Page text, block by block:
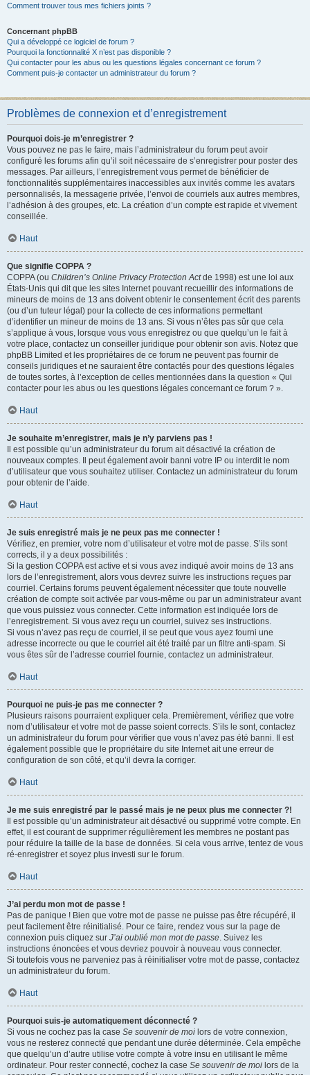
Comment trouver tous mes fichiers joints ?
Concernant phpBB
Qui a développé ce logiciel de forum ?
Pourquoi la fonctionnalité X n’est pas disponible ?
Qui contacter pour les abus ou les questions légales concernant ce forum ?
Comment puis-je contacter un administrateur du forum ?
Problèmes de connexion et d’enregistrement
Pourquoi dois-je m’enregistrer ?
Vous pouvez ne pas le faire, mais l’administrateur du forum peut avoir
configuré les forums afin qu’il soit nécessaire de s’enregistrer pour poster des
messages. Par ailleurs, l’enregistrement vous permet de bénéficier de
fonctionnalités supplémentaires inaccessibles aux invités comme les avatars
personnalisés, la messagerie privée, l’envoi de courriels aux autres membres,
l’adhésion à des groupes, etc. La création d’un compte est rapide et vivement
conseillée.
Haut
Que signifie COPPA ?
COPPA (ou Children’s Online Privacy Protection Actde 1998) est une loi aux
États-Unis qui dit que les sites Internet pouvant recueillir des informations de
mineurs de moins de 13 ans doivent obtenir le consentement écrit des parents
(ou d’un tuteur légal) pour la collecte de ces informations permettant
d’identifier un mineur de moins de 13 ans. Si vous n’êtes pas sûr que cela
s’applique à vous, lorsque vous vous enregistrez ou que quelqu’un le fait à
votre place, contactez un conseiller juridique pour obtenir son avis. Notez que
phpBB Limited et les propriétaires de ce forum ne peuvent pas fournir de
conseils juridiques et ne sauraient être contactés pour des questions légales
de toutes sortes, à l’exception de celles mentionnées dans la question « Qui
contacter pour les abus ou les questions légales concernant ce forum ? ».
Haut
Je souhaite m’enregistrer, mais je n’y parviens pas !
Il est possible qu’un administrateur du forum ait désactivé la création de
nouveaux comptes. Il peut également avoir banni votre IP ou interdit le nom
d’utilisateur que vous souhaitez utiliser. Contactez un administrateur du forum
pour obtenir de l’aide.
Haut
Je suis enregistré mais je ne peux pas me connecter !
Vérifiez, en premier, votre nom d’utilisateur et votre mot de passe. S’ils sont
corrects, il y a deux possibilités :
Si la gestion COPPA est active et si vous avez indiqué avoir moins de 13 ans
lors de l’enregistrement, alors vous devrez suivre les instructions reçues par
courriel. Certains forums peuvent également nécessiter que toute nouvelle
création de compte soit activée par vous-même ou par un administrateur avant
que vous puissiez vous connecter. Cette information est indiquée lors de
l’enregistrement. Si vous avez reçu un courriel, suivez ses instructions.
Si vous n’avez pas reçu de courriel, il se peut que vous ayez fourni une
adresse incorrecte ou que le courriel ait été traité par un filtre anti-spam. Si
vous êtes sûr de l’adresse courriel fournie, contactez un administrateur.
Haut
Pourquoi ne puis-je pas me connecter ?
Plusieurs raisons pourraient expliquer cela. Premièrement, vérifiez que votre
nom d’utilisateur et votre mot de passe soient corrects. S’ils le sont, contactez
un administrateur du forum pour vérifier que vous n’avez pas été banni. Il est
également possible que le propriétaire du site Internet ait une erreur de
configuration de son côté, et qu’il devra la corriger.
Haut
Je me suis enregistré par le passé mais je ne peux plus me connecter ?!
Il est possible qu’un administrateur ait désactivé ou supprimé votre compte. En
effet, il est courant de supprimer régulièrement les membres ne postant pas
pour réduire la taille de la base de données. Si cela vous arrive, tentez de vous
ré-enregistrer et soyez plus investi sur le forum.
Haut
J’ai perdu mon mot de passe !
Pas de panique ! Bien que votre mot de passe ne puisse pas être récupéré, il
peut facilement être réinitialisé. Pour ce faire, rendez vous sur la page de
connexion puis cliquez sur J’ai oublié mon mot de passe. Suivez les
instructions énoncées et vous devriez pouvoir à nouveau vous connecter.
Si toutefois vous ne parveniez pas à réinitialiser votre mot de passe, contactez
un administrateur du forum.
Haut
Pourquoi suis-je automatiquement déconnecté ?
Si vous ne cochez pas la case Se souvenir de moi lors de votre connexion,
vous ne resterez connecté que pendant une durée déterminée. Cela empêche
que quelqu’un d’autre utilise votre compte à votre insu en utilisant le même
ordinateur. Pour rester connecté, cochez la case Se souvenir de moi lors de la